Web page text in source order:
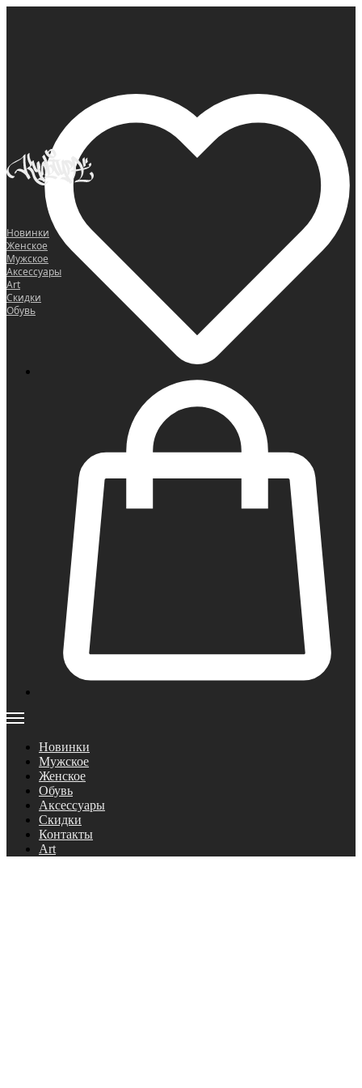
0
Новинки
Женское
Мужское
Аксессуары
Art
Скидки
Обувь
Новинки
Мужское
Женское
Обувь
Аксессуары
Скидки
Контакты
Art